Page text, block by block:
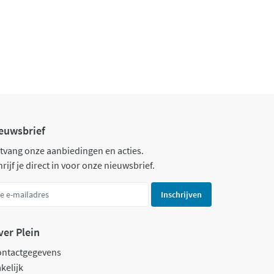
onze aanbiedingen en acties.
je direct in voor onze nieuwsbrief.
Inschrijven
Plein